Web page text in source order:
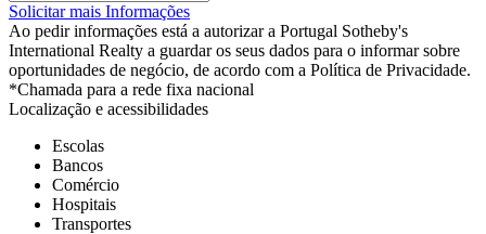
Solicitar mais Informações
Ao pedir informações está a autorizar a Portugal Sotheby's
International Realty a guardar os seus dados para o informar sobre
oportunidades de negócio, de acordo com a Política de Privacidade.
*Chamada para a rede fixa nacional
Localização e acessibilidades
Escolas
Bancos
Comércio
Hospitais
Transportes